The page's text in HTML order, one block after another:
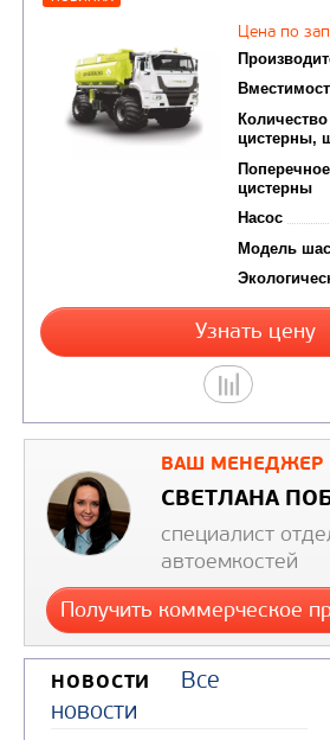
CHAMELEON-15
(НИЖНИЙ НАЛИВ)
Узнать
ВАШ МЕНЕДЖЕР
СВЕТЛАНА
специалист
автоемкостей
Получить коммерческое
НОВОСТИ
Все
новости